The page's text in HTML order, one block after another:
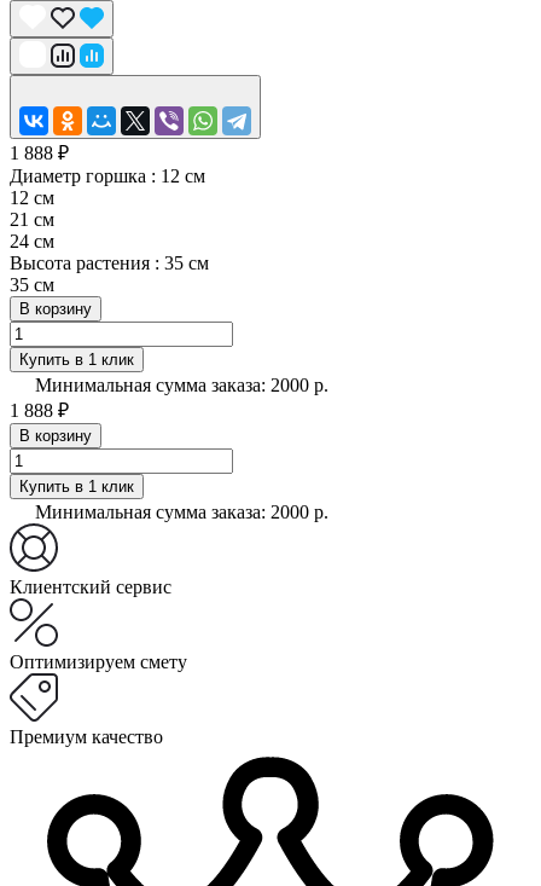
1 888 ₽
Диаметр горшка : 12 см
12 см
21 см
24 см
Высота растения : 35 см
35 см
В корзину
Купить в 1 клик
Минимальная сумма заказа: 2000 р.
1 888 ₽
В корзину
Купить в 1 клик
Минимальная сумма заказа: 2000 р.
Клиентский сервис
Оптимизируем смету
Премиум качество